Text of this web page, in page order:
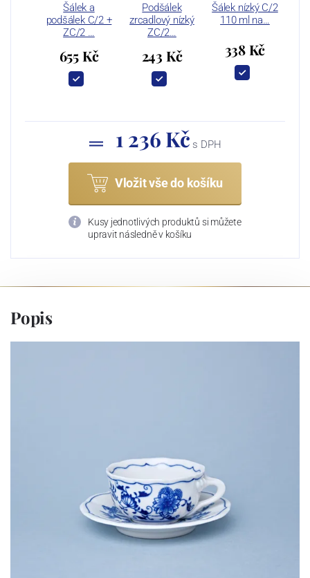
Šálek a
podšálek C/2 +
ZC/2 …
655 Kč
Podšálek
zrcadlový nízký
ZC/2…
243 Kč
Šálek nízký C/2
110 ml na…
338 Kč
1 236 Kč s DPH
Vložit vše do košíku
Kusy jednotlivých produktů si můžete
upravit následně v košíku
Popis